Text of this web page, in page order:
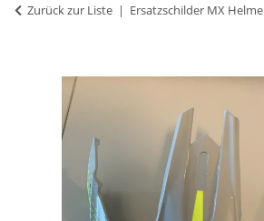
Zurück zur Liste Ersatzschilder MX Helme